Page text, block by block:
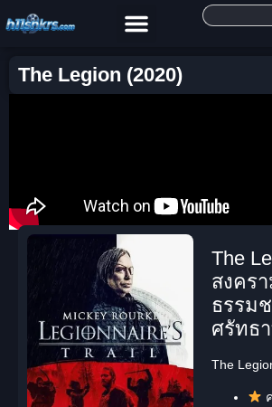
The Legion (2020)
The
สงคร
ธรรม
ศรัทธ
The